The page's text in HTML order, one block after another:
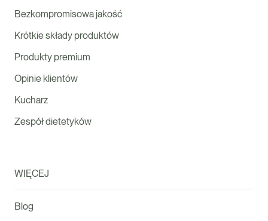
Bezkompromisowa jakość
Krótkie składy produktów
Produkty premium
Opinie klientów
Kucharz
Zespół dietetyków
WIĘCEJ
Blog